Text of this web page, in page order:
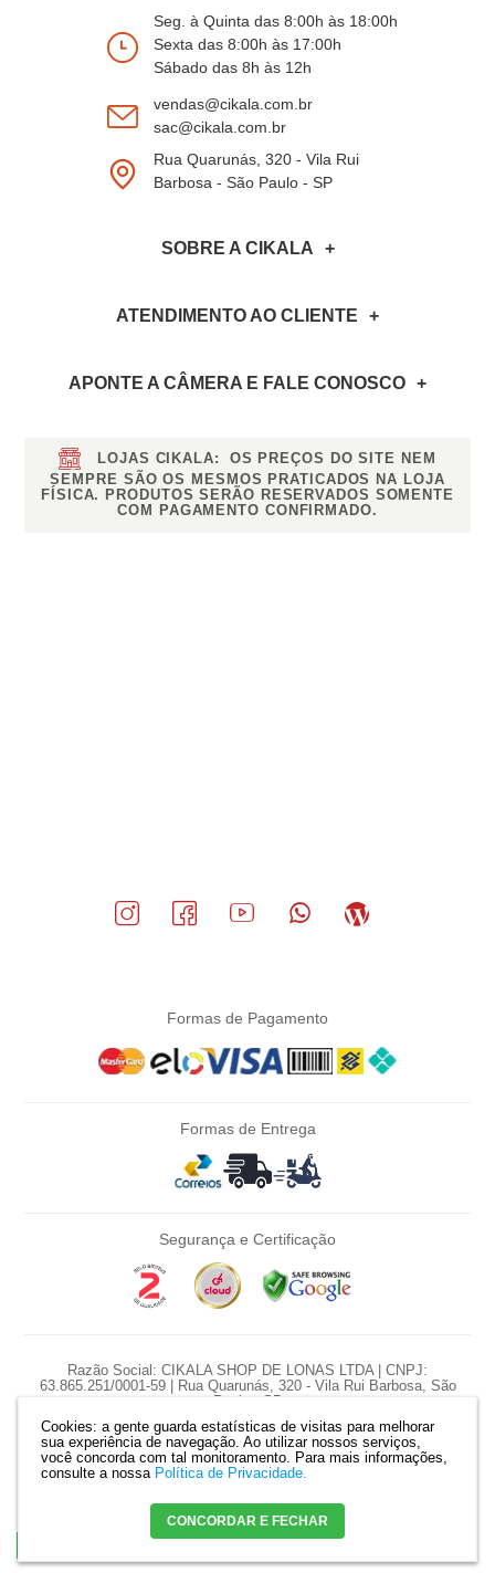
Cookies: a gente guarda estatísticas de visitas para melhorar
sua experiência de navegação. Ao utilizar nossos serviços,
você concorda com tal monitoramento. Para mais informações,
consulte a nossa Política de Privacidade.
CONCORDAR E FECHAR
Seg. à Quinta das 8:00h às 18:00h
Sexta das 8:00h às 17:00h
Sábado das 8h às 12h
vendas@cikala.com.br
sac@cikala.com.br
Rua Quarunás, 320 - Vila Rui
Barbosa - São Paulo - SP
SOBRE A CIKALA
ATENDIMENTO AO CLIENTE
APONTE A CÂMERA E FALE CONOSCO
LOJAS CIKALA:
OS PREÇOS DO SITE NEM
SEMPRE SÃO OS MESMOS PRATICADOS NA LOJA
FÍSICA. PRODUTOS SERÃO RESERVADOS SOMENTE
COM PAGAMENTO CONFIRMADO.
Formas de Pagamento
Formas de Entrega
Segurança e Certificação
Razão Social: CIKALA SHOP DE LONAS LTDA | CNPJ:
63.865.251/0001-59 | Rua Quarunás, 320 - Vila Rui Barbosa, São
Paulo - SP
*Nossas promoções são diárias e pontuais, preço e estoque sujeito a
variação diariamente.
*Produtos serão reservados somente com pagamento confirmado. |
Mapa do site